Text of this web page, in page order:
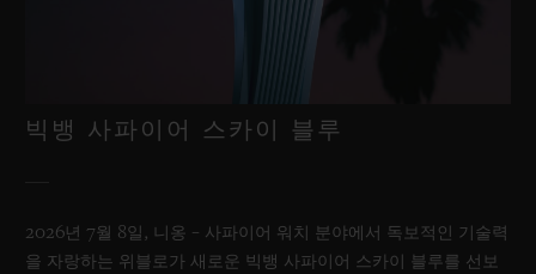
빅뱅 사파이어 스카이 블루
2026년 7월 8일, 니옹 – 사파이어 워치 분야에서 독보적인 기술력
을 자랑하는 위블로가 새로운 빅뱅 사파이어 스카이 블루를 선보